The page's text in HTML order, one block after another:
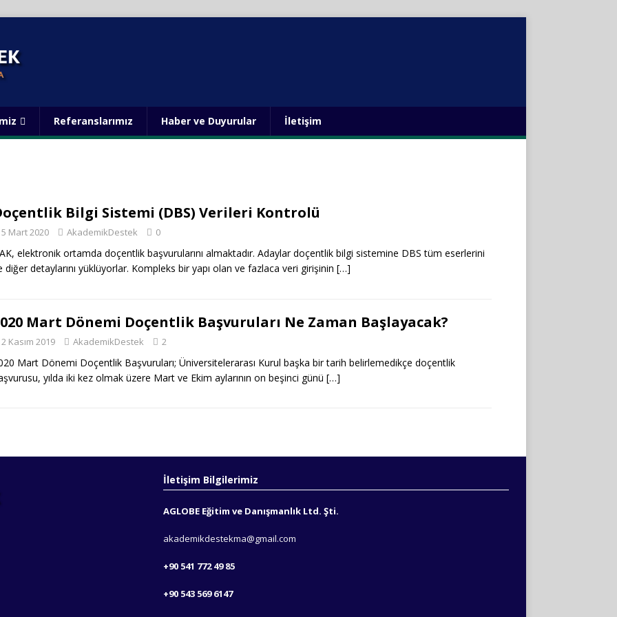
Referanslarımız Haber ve Duyurular İletişim
Bilgi Sistemi (DBS) Verileri Kontrolü
5 Mart 2020 AkademikDestek 0
elektronik ortamda doçentlik başvurularını almaktadır. Adaylar doçentlik bilgi sistemine DBS tüm eserlerini
diğer detaylarını yüklüyorlar. Kompleks bir yapı olan ve fazlaca veri girişinin […]
Mart Dönemi Doçentlik Başvuruları Ne Zaman Başlayacak?
2 Kasım 2019 AkademikDestek 2
Mart Dönemi Doçentlik Başvuruları; Üniversitelerarası Kurul başka bir tarih belirlemedikçe doçentlik
yılda iki kez olmak üzere Mart ve Ekim aylarının on beşinci günü […]
İletişim Bilgilerimiz
AGLOBE Eğitim ve Danışmanlık Ltd. Şti.
akademikdestekma@gmail.com
+90 541 772 49 85
+90 543 569 6147